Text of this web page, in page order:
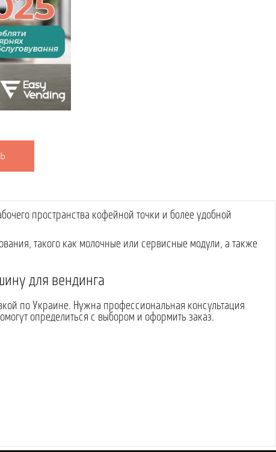
пространства кофейной точки и более удобной
такого как молочные или сервисные модули, а также
для вендинга
по Украине. Нужна профессиональная консультация
определиться с выбором и оформить заказ.